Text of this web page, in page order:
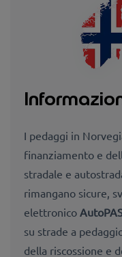
I pedaggi in
finanziamento e
stradale e
rimangano sicure,
elettronico
su strade a
della riscossione e